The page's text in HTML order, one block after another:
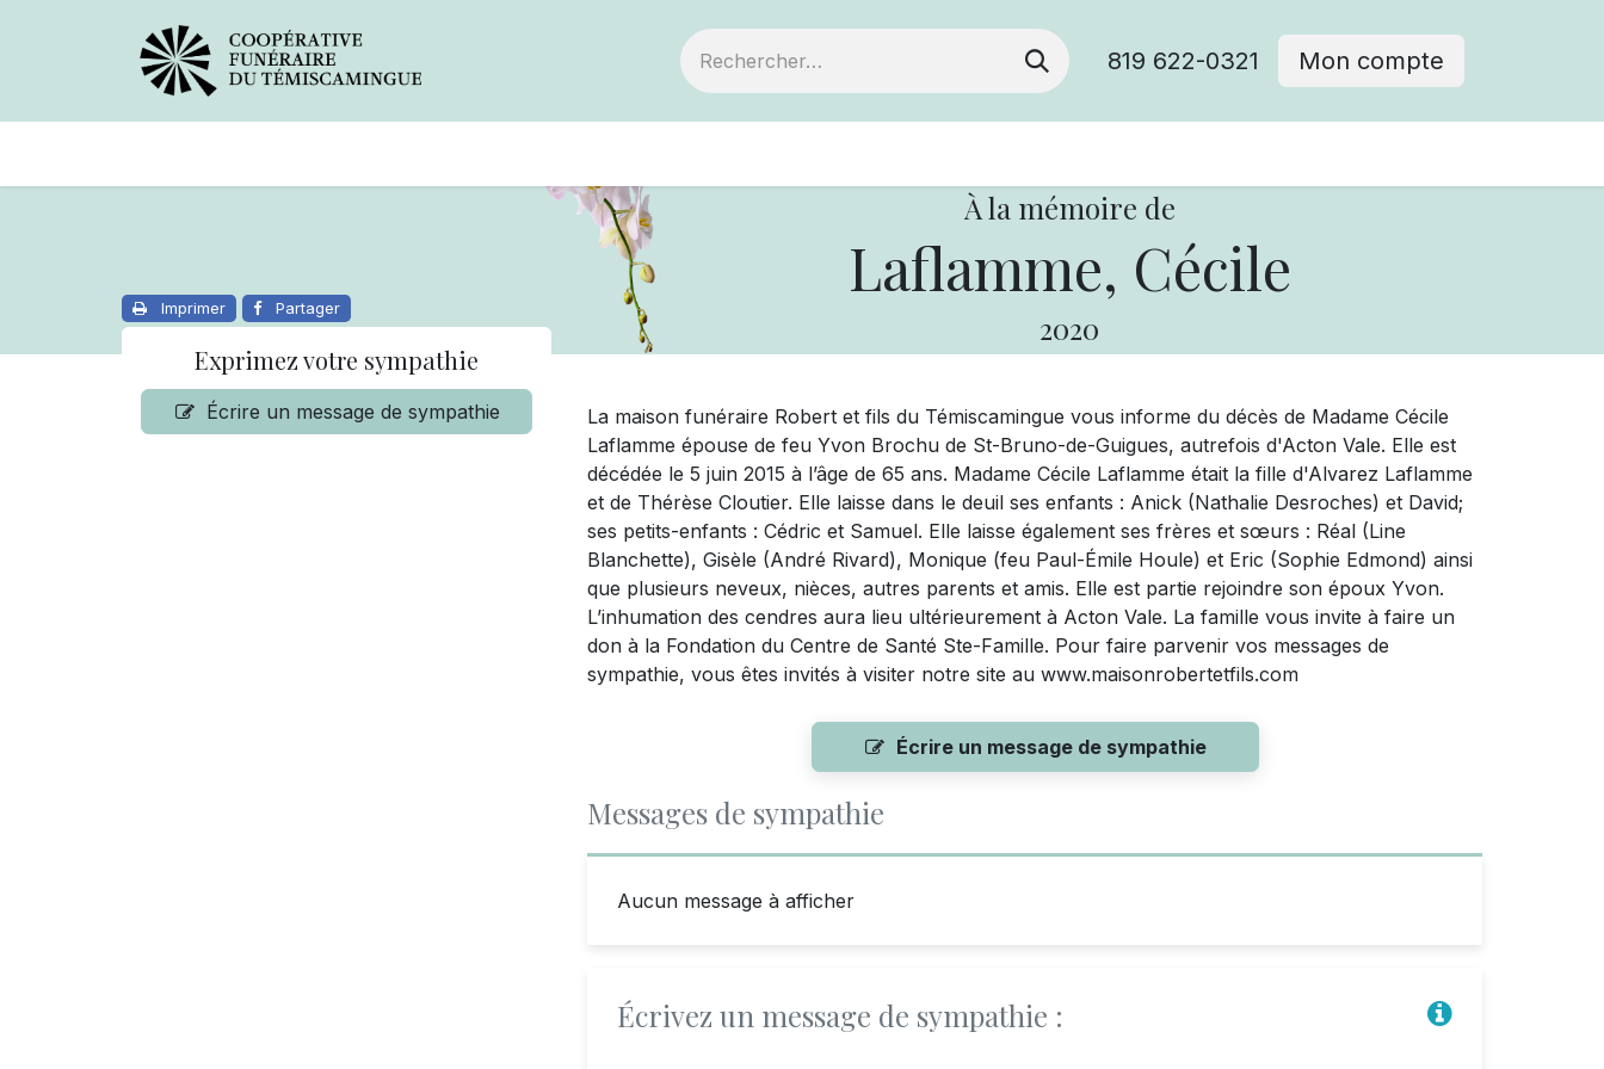
819 622-0321 Mon compte
À la mémoire de
Laflamme, Cécile
2020
Imprimer Partager
Exprimez votre sympathie
Écrire un message de sympathie
La maison funéraire Robert et fils du Témiscamingue vous informe du décès de Madame Cécile
Laflamme épouse de feu Yvon Brochu de St-Bruno-de-Guigues, autrefois d'Acton Vale. Elle est
décédée le 5 juin 2015 à l’âge de 65 ans. Madame Cécile Laflamme était la fille d'Alvarez Laflamme
et de Thérèse Cloutier. Elle laisse dans le deuil ses enfants : Anick (Nathalie Desroches) et David;
ses petits-enfants : Cédric et Samuel. Elle laisse également ses frères et sœurs : Réal (Line
Blanchette), Gisèle (André Rivard), Monique (feu Paul-Émile Houle) et Eric (Sophie Edmond) ainsi
que plusieurs neveux, nièces, autres parents et amis. Elle est partie rejoindre son époux Yvon.
L’inhumation des cendres aura lieu ultérieurement à Acton Vale. La famille vous invite à faire un
don à la Fondation du Centre de Santé Ste-Famille. Pour faire parvenir vos messages de
sympathie, vous êtes invités à visiter notre site au www.maisonrobertetfils.com
Écrire un message de sympathie
Messages de sympathie
Aucun message à afficher
Écrivez un message de sympathie :